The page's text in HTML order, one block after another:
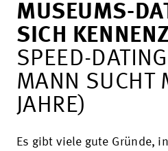
MUSEUMS-
SICH
SPEED-
MANN SUCHT
JAHRE)
Es gibt viele gute Gründe,